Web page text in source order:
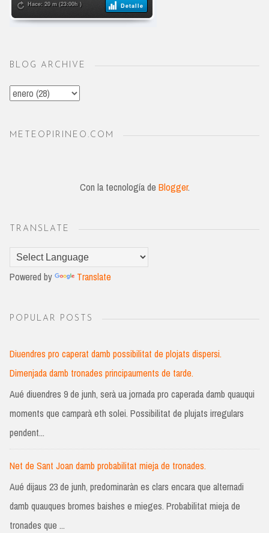
BLOG ARCHIVE
METEOPIRINEO.COM
Con la tecnología de Blogger.
TRANSLATE
Powered by Translate
POPULAR POSTS
Diuendres pro caperat damb possibilitat de plojats dispersi.
Dimenjada damb tronades principauments de tarde.
Aué diuendres 9 de junh, serà ua jornada pro caperada damb quauqui
moments que camparà eth solei. Possibilitat de plujats irregulars
pendent...
Net de Sant Joan damb probabilitat mieja de tronades.
Aué dijaus 23 de junh, predominaràn es clars encara que alternadi
damb quauques bromes baishes e mieges. Probabilitat mieja de
tronades que ...